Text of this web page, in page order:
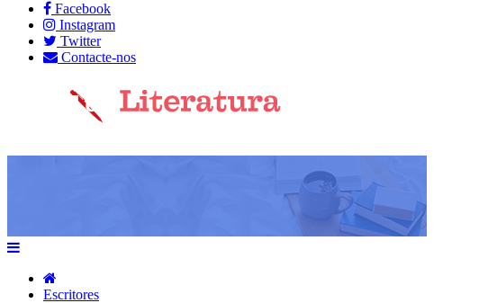
Facebook
Instagram
Twitter
Contacte-nos
Escritores